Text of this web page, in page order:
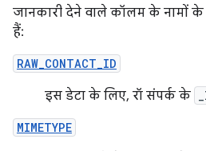
जानकारी देने वाले कॉलम के नामों
हैं:
RAW_CONTACT_ID
इस डेटा के लिए, रॉ संपर्क के
MIMETYPE